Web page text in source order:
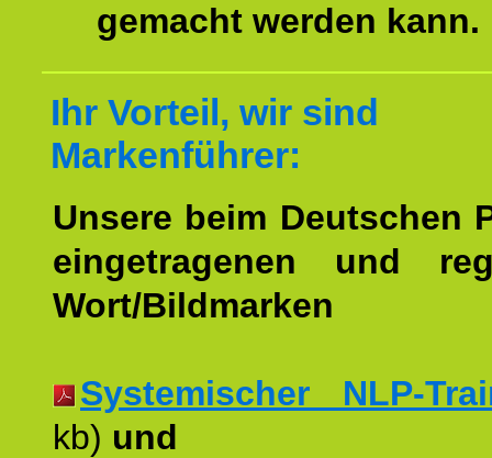
gemacht werden kann.
Ihr Vorteil, wir sind
Markenführer:
Unsere beim Deutschen
eingetragenen und
Wort/Bildmarken
Systemischer NLP-
kb) und